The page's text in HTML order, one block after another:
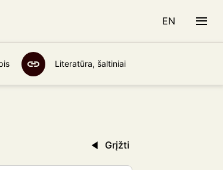
Literatūra, šaltiniai
EN
Grįžti